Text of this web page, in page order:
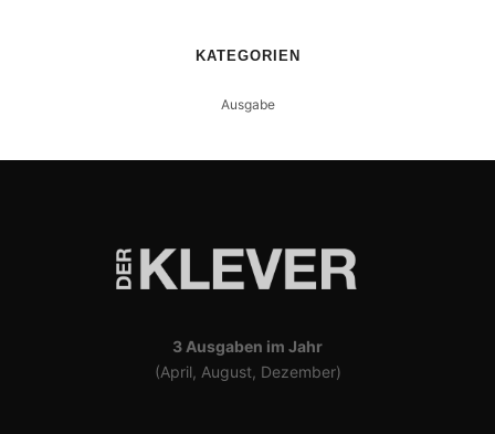
KATEGORIEN
Ausgabe
3 Ausgaben im Jahr
(April, August, Dezember)